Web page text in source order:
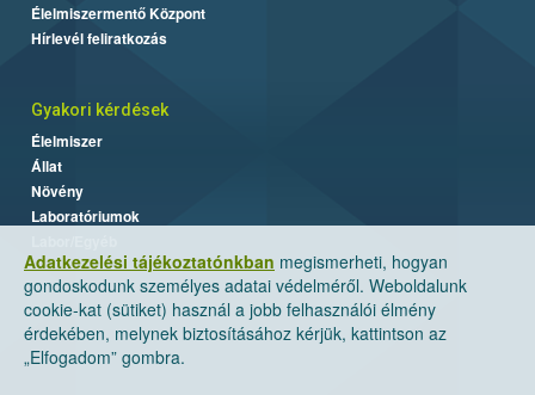
Adatkezelési tájékoztatónkban megismerheti, hogyan
gondoskodunk személyes adatai védelméről. Weboldalunk
cookie-kat (sütiket) használ a jobb felhasználói élmény
érdekében, melynek biztosításához kérjük, kattintson az
„Elfogadom” gombra.
Élelmiszermentő Központ
Hírlevél feliratkozás
Gyakori kérdések
Élelmiszer
Állat
Növény
Laboratóriumok